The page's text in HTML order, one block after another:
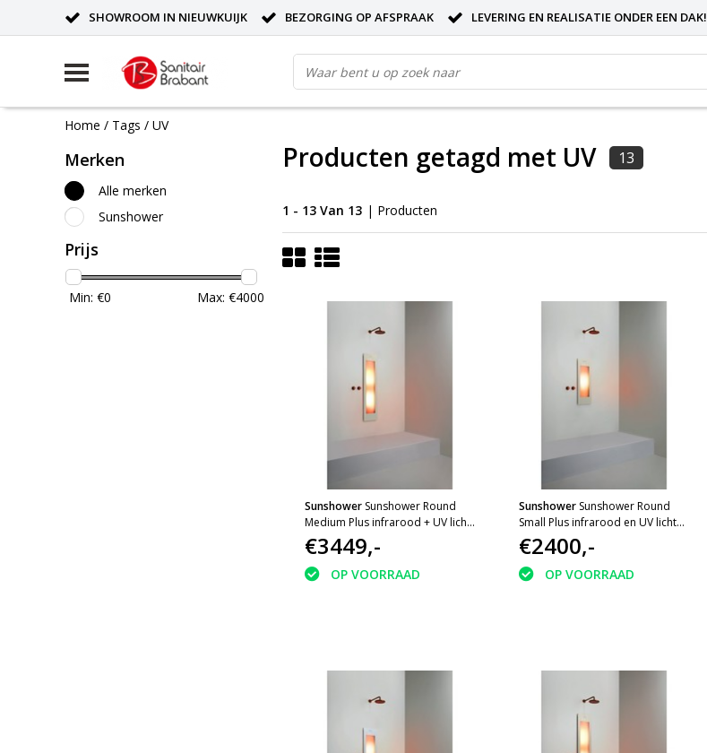
SHOWROOM IN NIEUWKUIJK BEZORGING OP AFSPRAAK LEVERING EN REALISATIE ONDER EEN DAK!
Home / Tags / UV
Merken
Alle merken
Sunshower
Prijs
Min: €0 Max: €4000
Producten getagd met UV 13
1 - 13 Van 13 | Producten
Sunshower Sunshower Round
Medium Plus infrarood + UV licht
inbouw 140x33x10cm Sand White
€3449,-
OP VOORRAAD
Sunshower Sunshower Round
Small Plus infrarood en UV licht
inbouw 95x33x10cm Sand White
€2400,-
OP VOORRAAD